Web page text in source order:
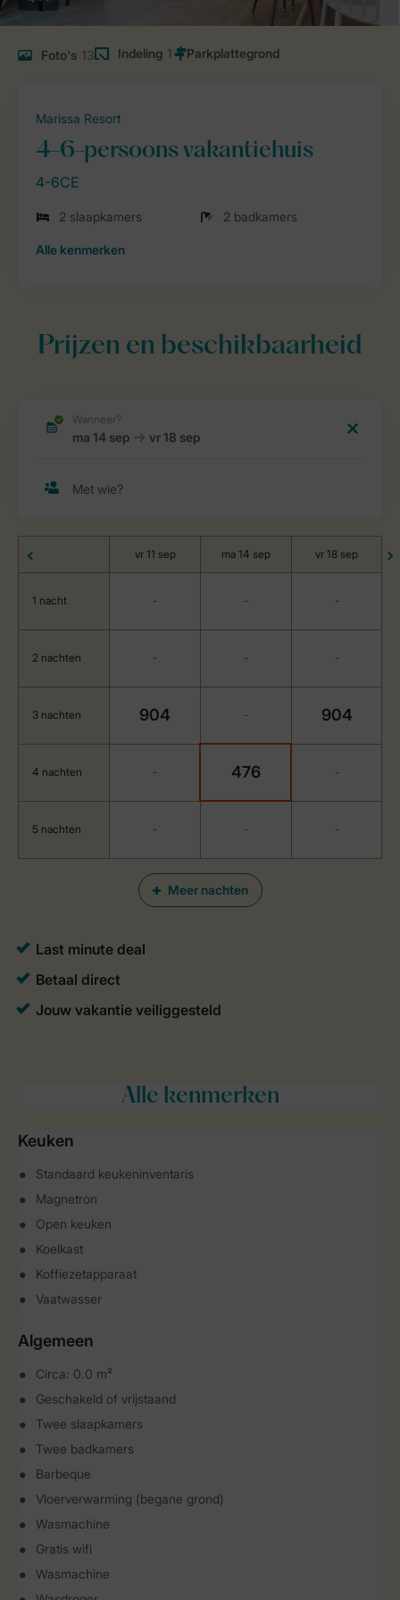
Foto's 13 Indeling 1
Marissa Resort
4-6-persoons vakantiehuis
4-6CE
2 slaapkamers 2 badkamers
Alle kenmerken
Prijzen en beschikbaarheid
Meer nachten
vr 11 sep ma 14 sep vr 18 sep
1 nacht - - -
2 nachten - - -
3 nachten 904 - 904
4 nachten - 476 -
5 nachten - - -
Alle kenmerken
Keuken
Standaard keukeninventaris
Magnetron
Open keuken
Koelkast
Koffiezetapparaat
Vaatwasser
Algemeen
Circa: 0.0 m²
Geschakeld of vrijstaand
Twee slaapkamers
Twee badkamers
Barbeque
Vloerverwarming (begane grond)
Wasmachine
Gratis wifi
Wasmachine